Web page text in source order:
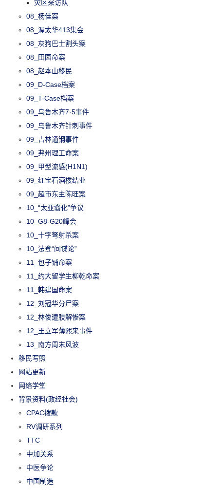
灾区采访队
08_杨佳案
08_渥太华413集会
08_灰狗巴士割头案
08_田园命案
08_赵本山移民
09_D-Case档案
09_T-Case档案
09_乌鲁木齐7·5事件
09_乌鲁木齐针刺事件
09_吉林通钢事件
09_弗州理工命案
09_甲型流感(H1N1)
09_红宝石酒楼结业
09_超市东主陈旺案
10_“太亚裔化”争议
10_G8-G20峰会
10_十字弩射杀案
10_法登“间谍论”
11_包子铺命案
11_约大留学生柳乾命案
11_韩建国命案
12_刘冠华分尸案
12_林俊遭肢解惨案
12_王立军薄熙来事件
13_南方周末风波
移民写照
网站更新
网络学堂
背景资料(政经社会)
CPAC拨款
RV调研系列
TTC
中加关系
中医争论
中国制造